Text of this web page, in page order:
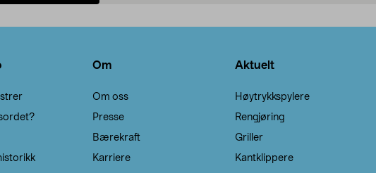
Om
Om oss
Presse
Bærekraft
Karriere
Aktuelt
Høytrykkspylere
Rengjøring
Griller
Kantklippere